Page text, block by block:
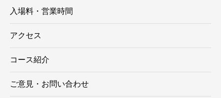
入場料・営業時間
アクセス
コース紹介
ご意見・お問い合わせ